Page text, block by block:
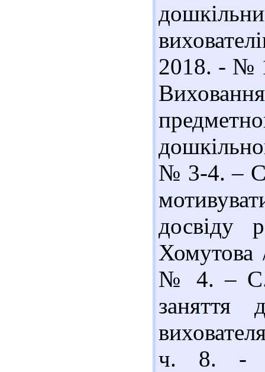
2018. - №
№ 3-4. –
досвіду
№ 4. – С.
заняття
ч. 8. -